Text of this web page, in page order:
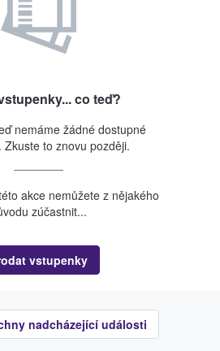
co teď?
nemáme žádné dostupné
Zkuste to znovu později.
akce nemůžete z nějakého
zúčastnit...
vstupenky
nadcházející události